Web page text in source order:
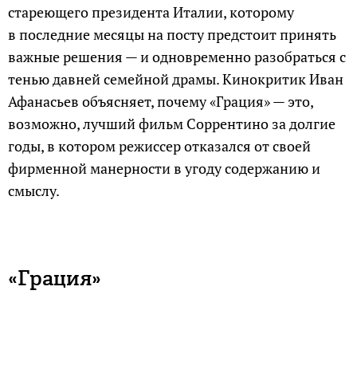
стареющего президента Италии, которому
в последние месяцы на посту предстоит принять
важные решения — и одновременно разобраться с
тенью давней семейной драмы. Кинокритик Иван
Афанасьев объясняет, почему «Грация» — это,
возможно, лучший фильм Соррентино за долгие
годы, в котором режиссер отказался от своей
фирменной манерности в угоду содержанию и
смыслу.
«Грация»